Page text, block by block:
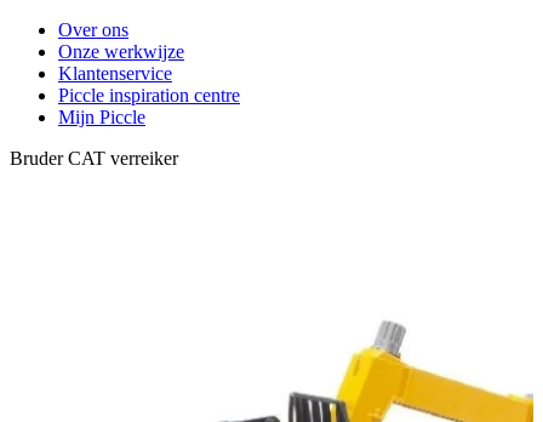
Over ons
Onze werkwijze
Klantenservice
Piccle inspiration centre
Mijn Piccle
Bruder CAT verreiker